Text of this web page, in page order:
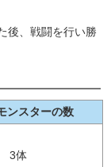
後、戦闘を行い勝
ンスターの数
3体